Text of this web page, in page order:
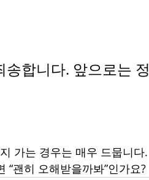
합니다. 앞으로는 정
가는 경우는 매우 드뭅니다.
“괜히 오해받을까봐”인가요?